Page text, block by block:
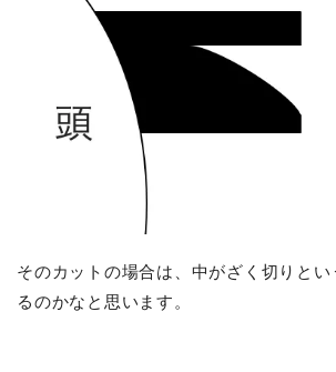
そのカットの場合は、中がざく切りとい
るのかなと思います。